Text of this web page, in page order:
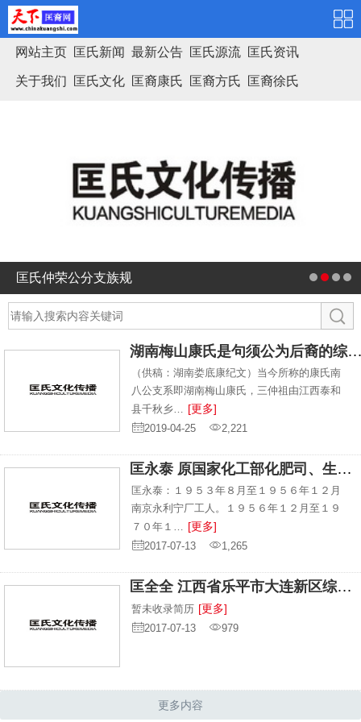
网站主页 匡氏新闻 最新公告 匡氏源流 匡氏资讯
关于我们 匡氏文化 匡裔康氏 匡裔方氏 匡裔徐氏
匡氏仲荣公分支族规
湖南梅山康氏是句须公为后裔的
（供稿：湖南娄底康纪文）当今所称的康氏南
八公支系即湖南梅山康氏，三仲祖由江西泰和
县千秋乡…
[更多]
2019-04-25 2,221
匡永泰 原国家化工部化肥司、生产综合司副司长
匡永泰：１９５３年８月至１９５６年１２月
南京永利宁厂工人。１９５６年１２月至１９
７０年１…
[更多]
2017-07-13 1,265
匡全全 江西省乐平市大连新区综合医院麻醉科主任
暂未收录简历 [更多]
2017-07-13 979
更多内容